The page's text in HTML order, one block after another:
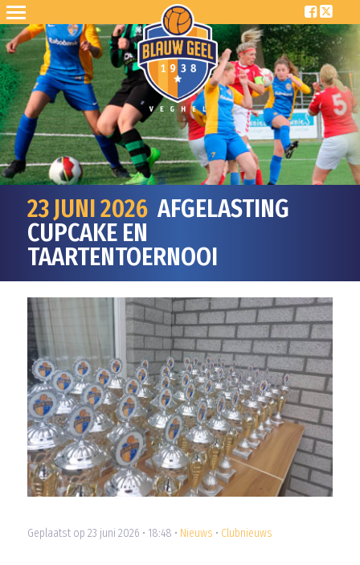
23 JUNI 2026AFGELASTING
CUPCAKE EN
TAARTENTOERNOOI
Geplaatst op 23 juni 2026 • 18:48 • Nieuws • Clubnieuws